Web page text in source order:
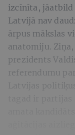
izcīnīta,
Latvijā nav
ārpus mākslas
anatomiju.
prezidents
referendumu
Latvijas